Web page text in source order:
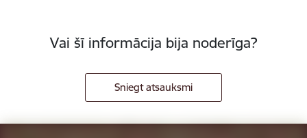
Vai šī informācija bija noderīga?
Sniegt atsauksmi